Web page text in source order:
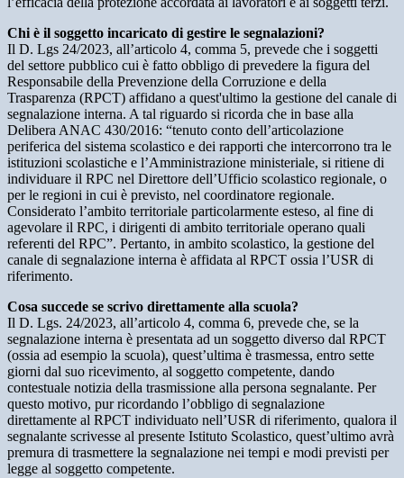
Chi è il soggetto incaricato di gestire le segnalazioni?
Il D. Lgs 24/2023, all’articolo 4, comma 5, prevede che i soggetti
del settore pubblico cui è fatto obbligo di prevedere la figura del
Responsabile della Prevenzione della Corruzione e della
Trasparenza (RPCT) affidano a quest'ultimo la gestione del canale di
segnalazione interna. A tal riguardo si ricorda che in base alla
Delibera ANAC 430/2016: “tenuto conto dell’articolazione
periferica del sistema scolastico e dei rapporti che intercorrono tra le
istituzioni scolastiche e l’Amministrazione ministeriale, si ritiene di
individuare il RPC nel Direttore dell’Ufficio scolastico regionale, o
per le regioni in cui è previsto, nel coordinatore regionale.
Considerato l’ambito territoriale particolarmente esteso, al fine di
agevolare il RPC, i dirigenti di ambito territoriale operano quali
referenti del RPC”. Pertanto, in ambito scolastico, la gestione del
canale di segnalazione interna è affidata al RPCT ossia l’USR di
riferimento.
Cosa succede se scrivo direttamente alla scuola?
Il D. Lgs. 24/2023, all’articolo 4, comma 6, prevede che, se la
segnalazione interna è presentata ad un soggetto diverso dal RPCT
(ossia ad esempio la scuola), quest’ultima è trasmessa, entro sette
giorni dal suo ricevimento, al soggetto competente, dando
contestuale notizia della trasmissione alla persona segnalante. Per
questo motivo, pur ricordando l’obbligo di segnalazione
direttamente al RPCT individuato nell’USR di riferimento, qualora il
segnalante scrivesse al presente Istituto Scolastico, quest’ultimo avrà
premura di trasmettere la segnalazione nei tempi e modi previsti per
legge al soggetto competente.